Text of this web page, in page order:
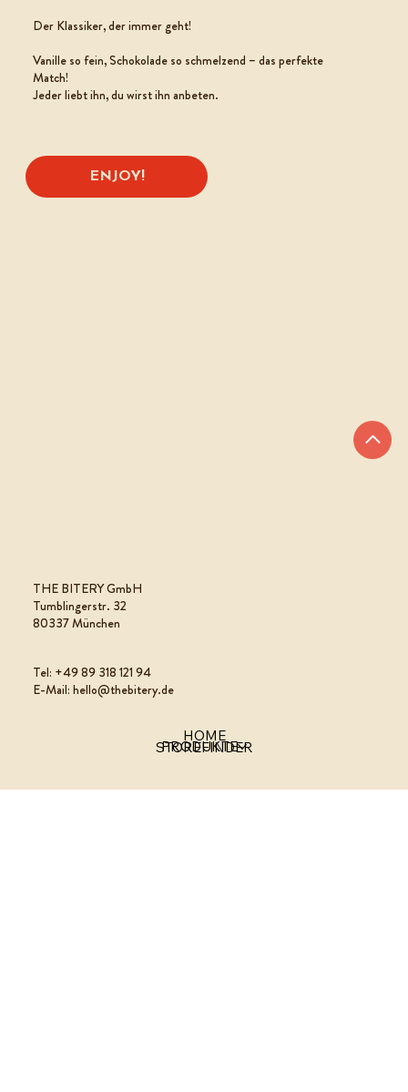
Der Klassiker, der immer geht!
Vanille so fein, Schokolade so schmelzend – das perfekte
Match!
Jeder liebt ihn, du wirst ihn anbeten.​
ENJOY!
THE BITERY GmbH
Tumblingerstr. 32
80337 München
Tel: +49 89 318 121 94
E-Mail: hello@thebitery.de
HOME
PRODUKTE
STOREFINDER